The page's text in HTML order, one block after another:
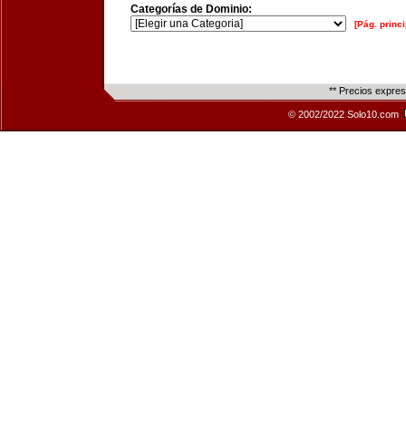
Categorías de Dominio:
[Pág.
** Precios
© 2002/2022 Solo10.com